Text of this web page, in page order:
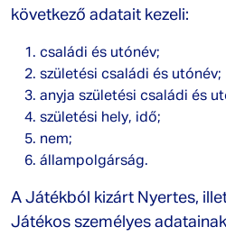
következő adatait kezeli:
családi és utónév;
születési családi és utónév;
anyja születési családi és
születési hely, idő;
nem;
állampolgárság.
A Játékból kizárt Nyertes,
Játékos személyes